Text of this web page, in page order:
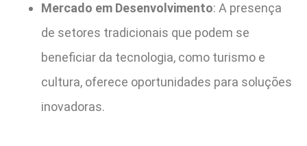
Mercado em Desenvolvimento: A presença
de setores tradicionais que podem se
beneficiar da tecnologia, como turismo e
cultura, oferece oportunidades para soluções
inovadoras.